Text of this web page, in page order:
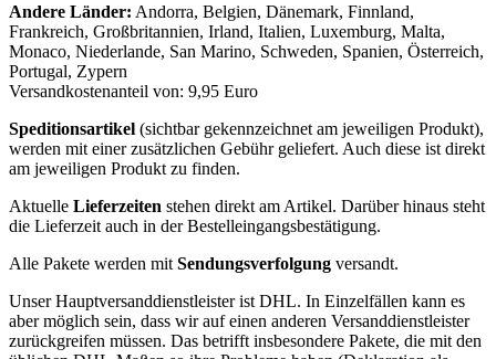
Andere Länder: Andorra, Belgien, Dänemark, Finnland,
Frankreich, Großbritannien, Irland, Italien, Luxemburg, Malta,
Monaco, Niederlande, San Marino, Schweden, Spanien, Österreich,
Portugal, Zypern
Versandkostenanteil von: 9,95 Euro
Speditionsartikel (sichtbar gekennzeichnet am jeweiligen Produkt),
werden mit einer zusätzlichen Gebühr geliefert. Auch diese ist direkt
am jeweiligen Produkt zu finden.
Aktuelle Lieferzeiten stehen direkt am Artikel. Darüber hinaus steht
die Lieferzeit auch in der Bestelleingangsbestätigung.
Alle Pakete werden mit Sendungsverfolgung versandt.
Unser Hauptversanddienstleister ist DHL. In Einzelfällen kann es
aber möglich sein, dass wir auf einen anderen Versanddienstleister
zurückgreifen müssen. Das betrifft insbesondere Pakete, die mit den